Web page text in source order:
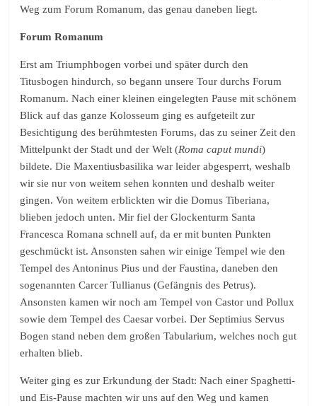
Weg zum Forum Romanum, das genau daneben liegt.
Forum Romanum
Erst am Triumphbogen vorbei und später durch den
Titusbogen hindurch, so begann unsere Tour durchs Forum
Romanum. Nach einer kleinen eingelegten Pause mit schönem
Blick auf das ganze Kolosseum ging es aufgeteilt zur
Besichtigung des berühmtesten Forums, das zu seiner Zeit den
Mittelpunkt der Stadt und der Welt (Roma caput mundi)
bildete. Die Maxentiusbasilika war leider abgesperrt, weshalb
wir sie nur von weitem sehen konnten und deshalb weiter
gingen. Von weitem erblickten wir die Domus Tiberiana,
blieben jedoch unten. Mir fiel der Glockenturm Santa
Francesca Romana schnell auf, da er mit bunten Punkten
geschmückt ist. Ansonsten sahen wir einige Tempel wie den
Tempel des Antoninus Pius und der Faustina, daneben den
sogenannten Carcer Tullianus (Gefängnis des Petrus).
Ansonsten kamen wir noch am Tempel von Castor und Pollux
sowie dem Tempel des Caesar vorbei. Der Septimius Servus
Bogen stand neben dem großen Tabularium, welches noch gut
erhalten blieb.
Weiter ging es zur Erkundung der Stadt: Nach einer Spaghetti-
und Eis-Pause machten wir uns auf den Weg und kamen